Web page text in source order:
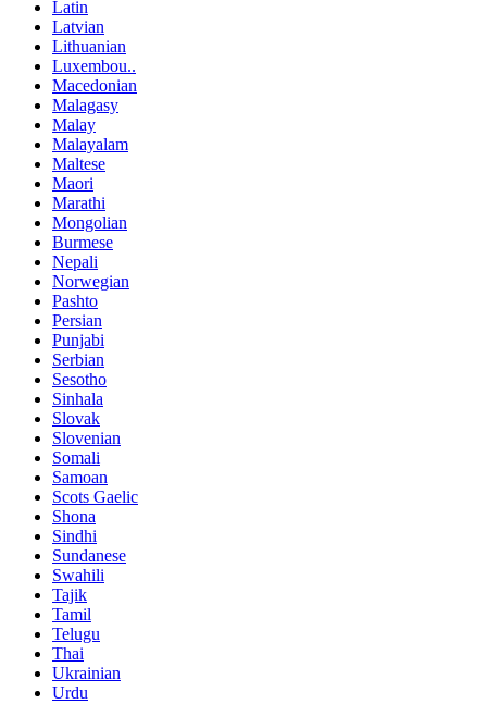
Latin
Latvian
Lithuanian
Luxembou..
Macedonian
Malagasy
Malay
Malayalam
Maltese
Maori
Marathi
Mongolian
Burmese
Nepali
Norwegian
Pashto
Persian
Punjabi
Serbian
Sesotho
Sinhala
Slovak
Slovenian
Somali
Samoan
Scots Gaelic
Shona
Sindhi
Sundanese
Swahili
Tajik
Tamil
Telugu
Thai
Ukrainian
Urdu